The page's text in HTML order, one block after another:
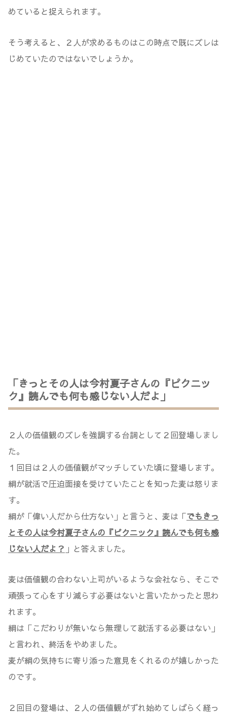
めていると捉えられます。
そう考えると、２人が求めるものはこの時点で既にズレは
じめていたのではないでしょうか。
「きっとその人は今村夏子さんの『ピクニッ
ク』読んでも何も感じない人だよ」
２人の価値観のズレを強調する台詞として２回登場しまし
た。
１回目は２人の価値観がマッチしていた頃に登場します。
絹が就活で圧迫面接を受けていたことを知った麦は怒りま
す。
絹が「偉い人だから仕方ない」と言うと、麦は「でもきっ
とその人は今村夏子さんの『ピクニック』読んでも何も感
じない人だよ？ 」と答えました。
麦は価値観の合わない上司がいるような会社なら、そこで
頑張って心をすり減らす必要はないと言いたかったと思わ
れます。
絹は「こだわりが無いなら無理して就活する必要はない」
と言われ、終活をやめました。
麦が絹の気持ちに寄り添った意見をくれるのが嬉しかった
のです。
２回目の登場は、２人の価値観がずれ始めてしばらく経っ